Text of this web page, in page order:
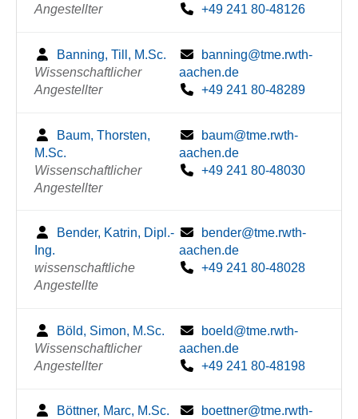
Angestellter
+49 241 80-48126
Banning, Till, M.Sc.
Wissenschaftlicher
Angestellter
banning@tme.rwth-
aachen.de
+49 241 80-48289
Baum, Thorsten,
M.Sc.
Wissenschaftlicher
Angestellter
baum@tme.rwth-
aachen.de
+49 241 80-48030
Bender, Katrin, Dipl.-
Ing.
wissenschaftliche
Angestellte
bender@tme.rwth-
aachen.de
+49 241 80-48028
Böld, Simon, M.Sc.
Wissenschaftlicher
Angestellter
boeld@tme.rwth-
aachen.de
+49 241 80-48198
Böttner, Marc, M.Sc.
boettner@tme.rwth-